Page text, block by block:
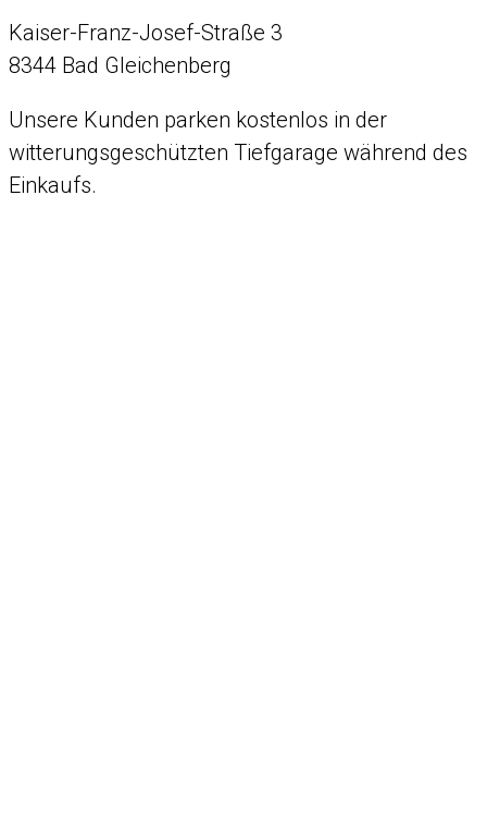
Kaiser-Franz-Josef-Straße 3
8344 Bad Gleichenberg
Unsere Kunden parken kostenlos in der
witterungsgeschützten Tiefgarage während des
Einkaufs.